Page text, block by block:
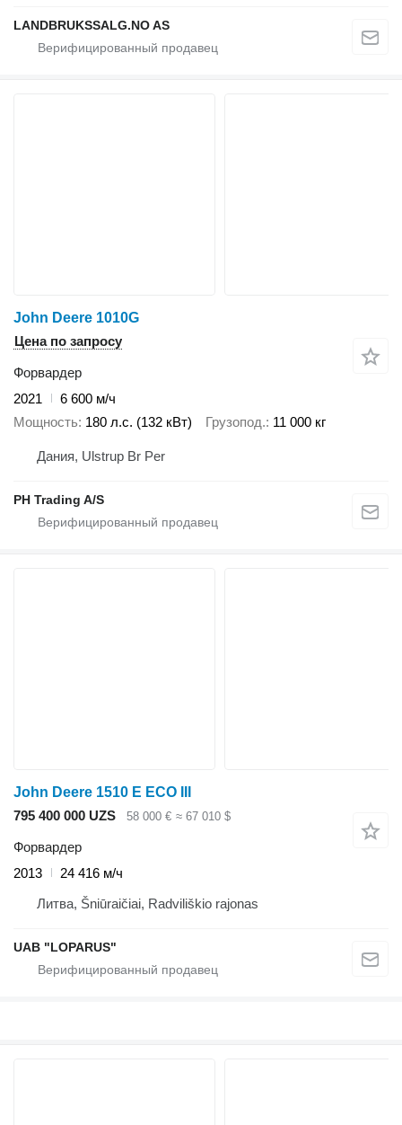
LANDBRUKSSALG.NO AS
John Deere 1010G
Цена по запросу
Форвардер
2021
6 600 м/ч
Мощность 180 л.с. (132 кВт) Грузопод. 11 000 кг
Дания, Ulstrup Br Per
PH Trading A/S
John Deere 1510 E ECO III
795 400 000 UZS
58 000 € ≈ 67 010 $
Форвардер
2013
24 416 м/ч
Литва, Šniūraičiai, Radviliškio rajonas
UAB "LOPARUS"